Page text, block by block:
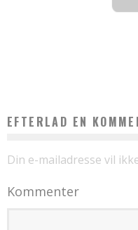
EFTERLAD EN
Din e-mailadresse vil
Kommenter